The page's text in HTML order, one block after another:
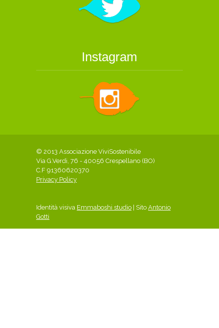
Instagram
© 2013 Associazione ViviSostenibile
Via G.Verdi, 76 - 40056 Crespellano (BO)
C.F 91360620370
Privacy Policy
Identità visiva Emmaboshi studio | Sito Antonio
Gotti